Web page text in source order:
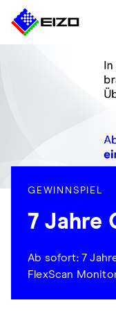
GEWINNSPIEL
7 Jahre
Ab sofort: 7
FlexScan